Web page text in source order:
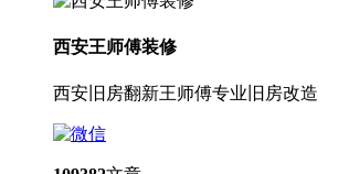
西安王师傅装修
西安旧房翻新王师傅专业旧房改造